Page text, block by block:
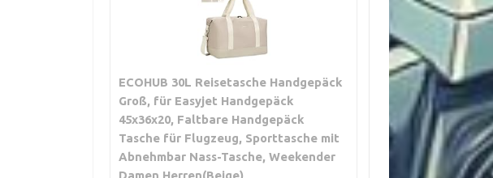
ECOHUB 30L Reisetasche Handgepäck
Groß, für Easyjet Handgepäck
45x36x20, Faltbare Handgepäck
Tasche für Flugzeug, Sporttasche mit
Abnehmbar Nass-Tasche, Weekender
Damen Herren(Beige)